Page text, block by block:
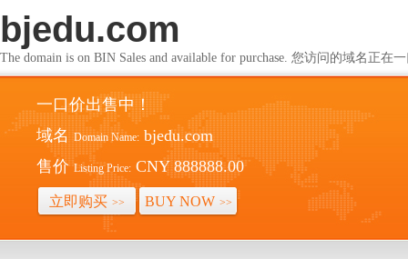
bjedu.com
The domain is on BIN Sales and available for purchase. 您访问的域名正在
一口价出售中！
域名 Domain Name: bjedu.com
售价 Listing Price: CNY 888888.00
立即购买 >> BUY NOW >>